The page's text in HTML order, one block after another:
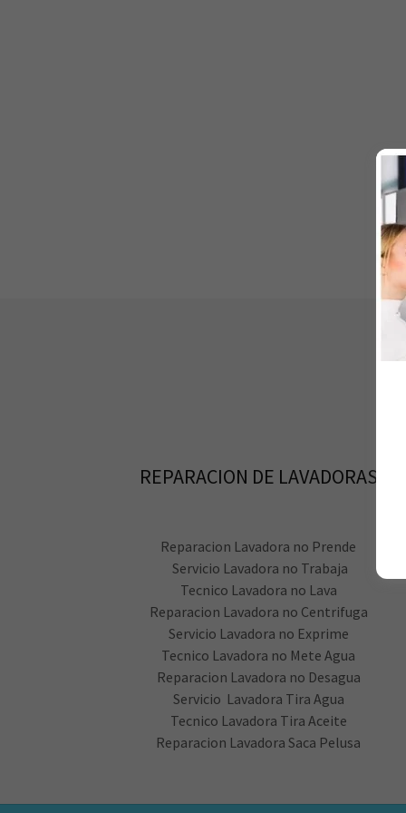
REPARACION DE LAVADORAS
Reparacion Lavadora no Prende
Servicio Lavadora no Trabaja
Tecnico Lavadora no Lava
Reparacion Lavadora no Centrifuga
Servicio Lavadora no Exprime
Tecnico Lavadora no Mete Agua
Reparacion Lavadora no Desagua
Servicio Lavadora Tira Agua
Tecnico Lavadora Tira Aceite
Reparacion Lavadora Saca Pelusa